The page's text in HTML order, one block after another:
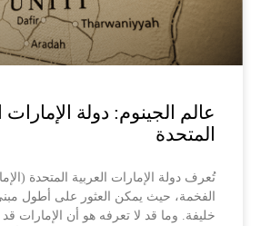
عالم الجينوم: دولة الإمارات
المتحدة
تُعرف دولة الإمارات العربية المتحدة
الفخمة، حيث يمكن العثور على أطول
خليفة. وما قد لا تعرفه هو أن الإمارات